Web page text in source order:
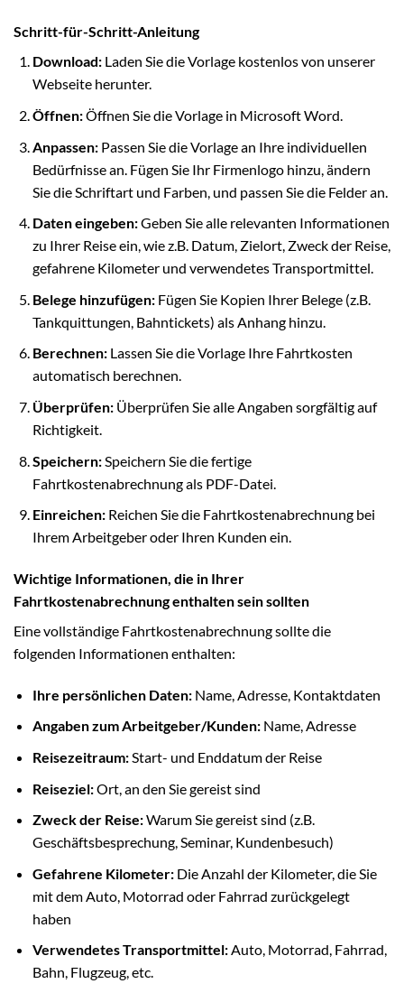
Schritt-für-Schritt-Anleitung
Download:Laden Sie die Vorlage kostenlos von unserer
Webseite herunter.
Öffnen:Öffnen Sie die Vorlage in Microsoft Word.
Anpassen:Passen Sie die Vorlage an Ihre individuellen
Bedürfnisse an. Fügen Sie Ihr Firmenlogo hinzu, ändern
Sie die Schriftart und Farben, und passen Sie die Felder an.
Daten eingeben:Geben Sie alle relevanten Informationen
zu Ihrer Reise ein, wie z.B. Datum, Zielort, Zweck der Reise,
gefahrene Kilometer und verwendetes Transportmittel.
Belege hinzufügen:Fügen Sie Kopien Ihrer Belege (z.B.
Tankquittungen, Bahntickets) als Anhang hinzu.
Berechnen:Lassen Sie die Vorlage Ihre Fahrtkosten
automatisch berechnen.
Überprüfen:Überprüfen Sie alle Angaben sorgfältig auf
Richtigkeit.
Speichern:Speichern Sie die fertige
Fahrtkostenabrechnung als PDF-Datei.
Einreichen:Reichen Sie die Fahrtkostenabrechnung bei
Ihrem Arbeitgeber oder Ihren Kunden ein.
Wichtige Informationen, die in Ihrer
Fahrtkostenabrechnung enthalten sein sollten
Eine vollständige Fahrtkostenabrechnung sollte die
folgenden Informationen enthalten:
Ihre persönlichen Daten:Name, Adresse, Kontaktdaten
Angaben zum Arbeitgeber/Kunden:Name, Adresse
Reisezeitraum:Start- und Enddatum der Reise
Reiseziel:Ort, an den Sie gereist sind
Zweck der Reise:Warum Sie gereist sind (z.B.
Geschäftsbesprechung, Seminar, Kundenbesuch)
Gefahrene Kilometer:Die Anzahl der Kilometer, die Sie
mit dem Auto, Motorrad oder Fahrrad zurückgelegt
haben
Verwendetes Transportmittel:Auto, Motorrad, Fahrrad,
Bahn, Flugzeug, etc.